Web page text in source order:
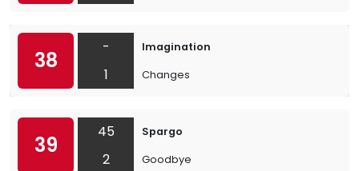
38
-
1
Imagination
Changes
39
45
2
Spargo
Goodbye